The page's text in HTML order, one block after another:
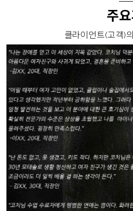
주요
클라이언트(고객)